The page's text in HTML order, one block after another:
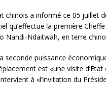
chinois a informé ce 05 juillet
qu’effectue la première Cheffe
Nandi-Ndaitwah, en terre
seconde puissance
est «une visite d’Etat
à «l’invitation du